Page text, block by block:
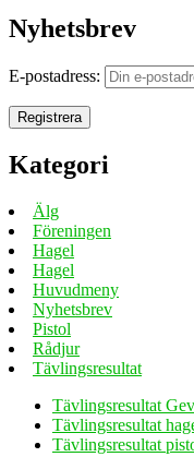
Nyhetsbrev
E-postadress:
Kategori
Älg
Föreningen
Hagel
Hagel
Huvudmeny
Nyhetsbrev
Pistol
Rådjur
Tävlingsresultat
Tävlingsresultat
Tävlingsresultat
Tävlingsresultat